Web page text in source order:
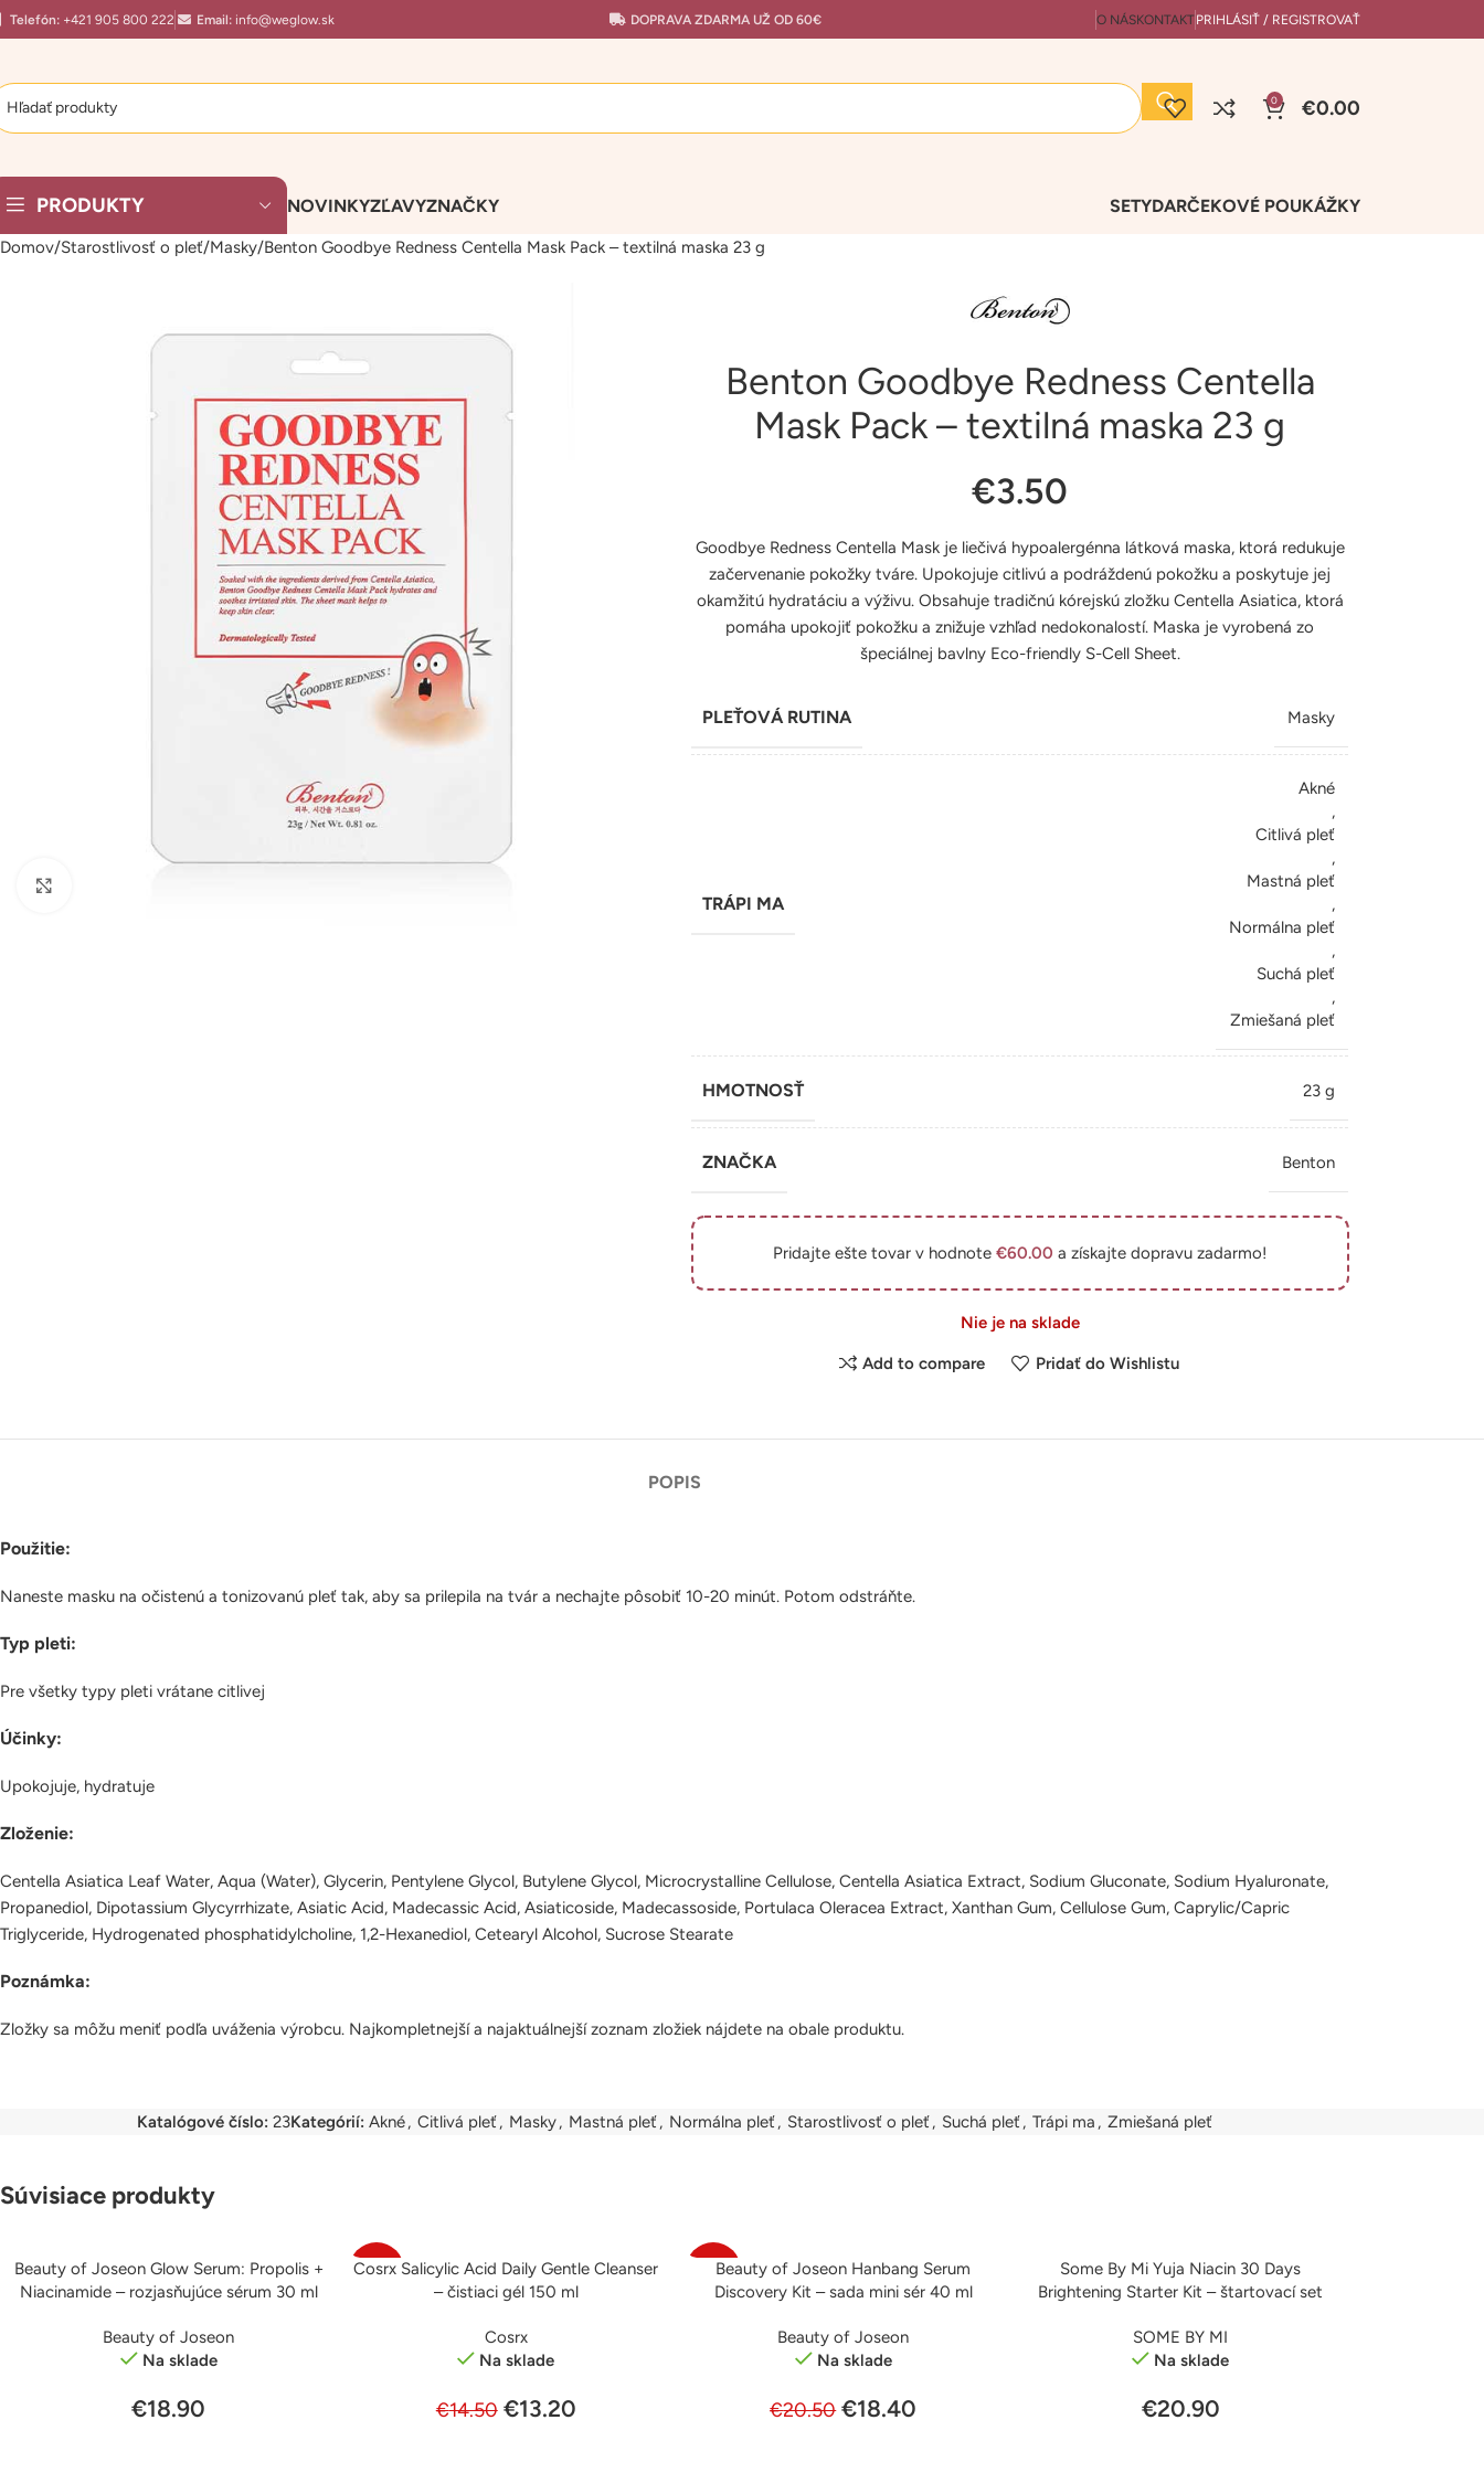
Telefón: +421 905 800 222 Email: info@weglow.sk DOPRAVA ZDARMA UŽ OD 60€ O NÁSKONTAKTPRIHLÁSIŤ / REGISTROVAŤ
0 €0.00
PRODUKTY NOVINKYZĽAVYZNAČKY SETYDARČEKOVÉ POUKÁŽKY
Domov Starostlivosť o pleť Masky Benton Goodbye Redness Centella Mask Pack – textilná maska 23 g
Benton Goodbye Redness Centella
Mask Pack – textilná maska 23 g
€3.50
Goodbye Redness Centella Mask je liečivá hypoalergénna látková maska, ktorá redukuje
začervenanie pokožky tváre. Upokojuje citlivú a podráždenú pokožku a poskytuje jej
okamžitú hydratáciu a výživu. Obsahuje tradičnú kórejskú zložku Centella Asiatica, ktorá
pomáha upokojiť pokožku a znižuje vzhľad nedokonalostí. Maska je vyrobená zo
špeciálnej bavlny Eco-friendly S-Cell Sheet.
PLEŤOVÁ RUTINA Masky
TRÁPI MA
Akné
,
Citlivá pleť
,
Mastná pleť
,
Normálna pleť
,
Suchá pleť
,
Zmiešaná pleť
HMOTNOSŤ 23 g
ZNAČKA Benton
Pridajte ešte tovar v hodnote€60.00 a získajte dopravu zadarmo!
Nie je na sklade
Add to compare Pridať do Wishlistu
POPIS
Použitie:
Naneste masku na očistenú a tonizovanú pleť tak, aby sa prilepila na tvár a nechajte pôsobiť 10-20 minút. Potom odstráňte.
Typ pleti:
Pre všetky typy pleti vrátane citlivej
Účinky:
Upokojuje, hydratuje
Zloženie:
Centella Asiatica Leaf Water, Aqua (Water), Glycerin, Pentylene Glycol, Butylene Glycol, Microcrystalline Cellulose, Centella Asiatica Extract, Sodium Gluconate, Sodium Hyaluronate,
Propanediol, Dipotassium Glycyrrhizate, Asiatic Acid, Madecassic Acid, Asiaticoside, Madecassoside, Portulaca Oleracea Extract, Xanthan Gum, Cellulose Gum, Caprylic/Capric
Triglyceride, Hydrogenated phosphatidylcholine, 1,2-Hexanediol, Cetearyl Alcohol, Sucrose Stearate
Poznámka:
Zložky sa môžu meniť podľa uváženia výrobcu. Najkompletnejší a najaktuálnejší zoznam zložiek nájdete na obale produktu.
Katalógové číslo: 23Kategórií: Akné, Citlivá pleť, Masky, Mastná pleť, Normálna pleť, Starostlivosť o pleť, Suchá pleť, Trápi ma , Zmiešaná pleť
Súvisiace produkty
PRIDAŤ DO KOŠÍKA
Beauty of Joseon Glow Serum: Propolis +
Niacinamide – rozjasňujúce sérum 30 ml
Beauty of Joseon
Na sklade
€18.90
-9%
PRIDAŤ DO KOŠÍKA
Cosrx Salicylic Acid Daily Gentle Cleanser
– čistiaci gél 150 ml
Cosrx
Na sklade
€14.50 €13.20
-10%
PRIDAŤ DO KOŠÍKA
Beauty of Joseon Hanbang Serum
Discovery Kit – sada mini sér 40 ml
Beauty of Joseon
Na sklade
€20.50 €18.40
PRIDAŤ DO KOŠÍKA
Some By Mi Yuja Niacin 30 Days
Brightening Starter Kit – štartovací set
SOME BY MI
Na sklade
€20.90